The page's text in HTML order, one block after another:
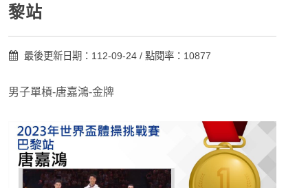
黎站
最後更新日期：112-09-24 / 點閱率：10877
男子單槓-唐嘉鴻-金牌